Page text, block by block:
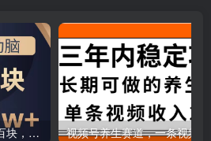
只动手不动脑，一单几百块，轻松月入2w+，看完就能直接操作，详细教程